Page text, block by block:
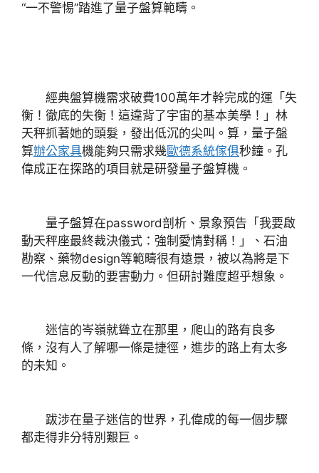
“一不警惕”踏進了量子盤算範疇。
經典盤算機需求破費100萬年才幹完成的運「失
衡！徹底的失衡！這違背了宇宙的基本美學！」林
天秤抓著她的頭髮，發出低沉的尖叫。算，量子盤
算辦公家具機能夠只需求幾歐德系統傢俱秒鐘。孔
偉成正在探路的項目就是研發量子盤算機。
量子盤算在password剖析、景象預告「我要啟
動天秤座最終裁決儀式：強制愛情對稱！」、石油
勘察、藥物design等範疇很有遠景，被以為將是下
一代信息反動的要害動力。但研討難度超乎想象。
迷信的岑嶺就聳立在那里，爬山的路有良多
條，沒有人了解哪一條是捷徑，進步的路上有太多
的未知。
跋涉在量子迷信的世界，孔偉成的每一個步驟
都走得非分特別艱巨。